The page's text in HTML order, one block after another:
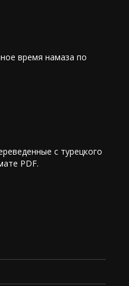
время намаза по
с турецкого
PDF.